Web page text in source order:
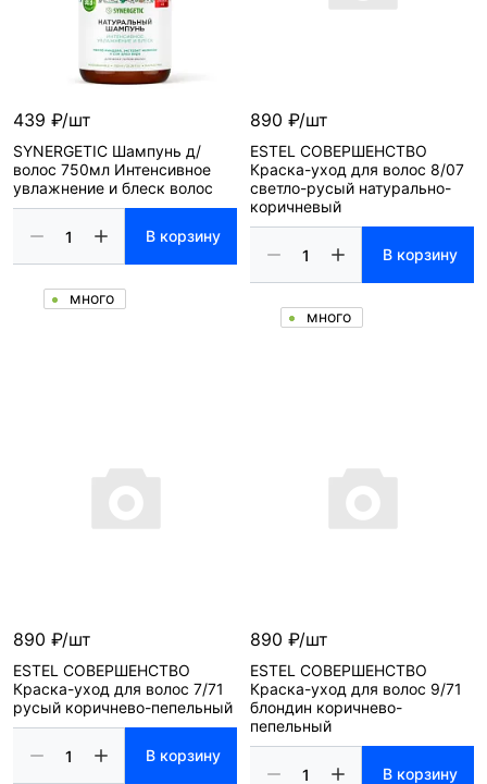
439 ₽/шт
SYNERGETIC Шампунь д/
волос 750мл Интенсивное
увлажнение и блеск волос
В корзину
много
890 ₽/шт
ESTEL СОВЕРШЕНСТВО
Краска-уход для волос 8/07
светло-русый натурально-
коричневый
В корзину
много
890 ₽/шт
ESTEL СОВЕРШЕНСТВО
Краска-уход для волос 7/71
русый коричнево-пепельный
В корзину
890 ₽/шт
ESTEL СОВЕРШЕНСТВО
Краска-уход для волос 9/71
блондин коричнево-
пепельный
В корзину